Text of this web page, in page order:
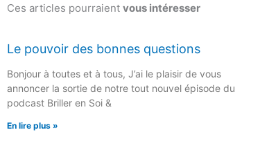
Ces articles pourraient vous intéresser
Le pouvoir des bonnes questions
Bonjour à toutes et à tous, J’ai le plaisir de vous
annoncer la sortie de notre tout nouvel épisode du
podcast Briller en Soi &
En lire plus »